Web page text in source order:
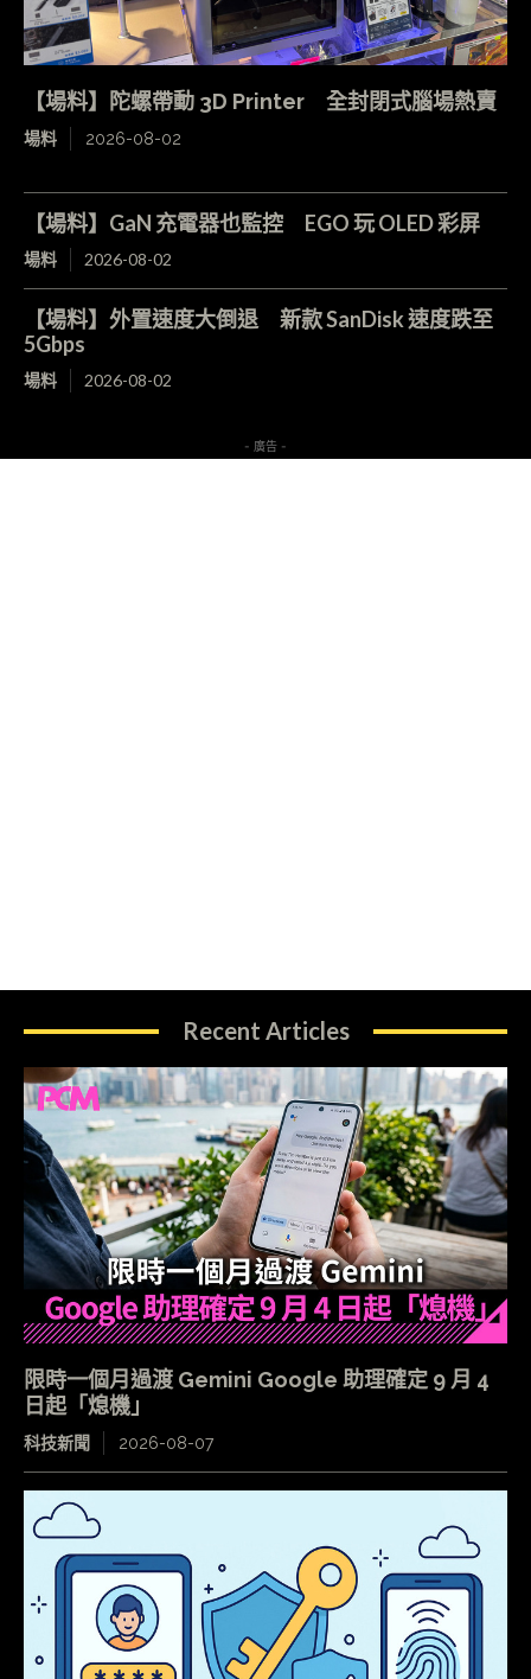
【場料】陀螺帶動 3D Printer 全封閉式腦場熱賣
場料 2026-08-02
【場料】GaN 充電器也監控 EGO 玩 OLED 彩屏
場料 2026-08-02
【場料】外置速度大倒退 新款 SanDisk 速度跌至
5Gbps
場料 2026-08-02
- 廣告 -
Recent Articles
限時一個月過渡 Gemini Google 助理確定 9 月 4
日起「熄機」
科技新聞 2026-08-07